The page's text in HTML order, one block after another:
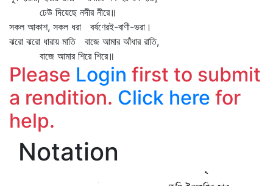
ঢেউ দিয়েছে নদীর নীরে॥
সকল আকাশ, সকল ধরা বর্ষণেরই-বাণী-ভরা।
ঝরো ঝরো ধারায় মাতি বাজে আমার আঁধার রাতি,
বাজে আমার শিরে শিরে॥
Please Login first to submit
a rendition. Click here for
help.
Notation